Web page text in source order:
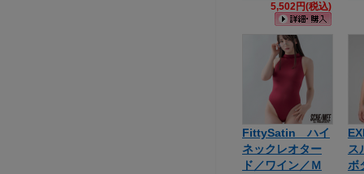
5,502円(税込)
FittySatin ハイ
ネックレオター
ド／ワイン／Ｍ
ス
ボ